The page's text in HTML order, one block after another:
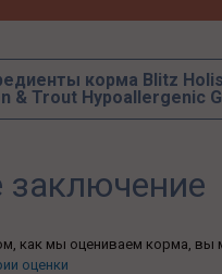
корма Blitz
& Trout Hypoallergenic
как мы оцениваем корма, вы
оценки